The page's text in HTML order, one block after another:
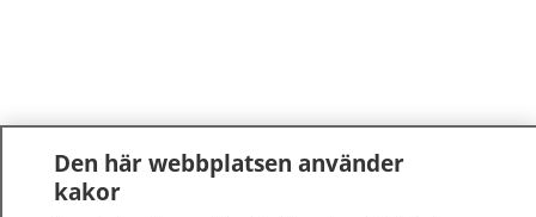
Den här webbplatsen använder
kakor